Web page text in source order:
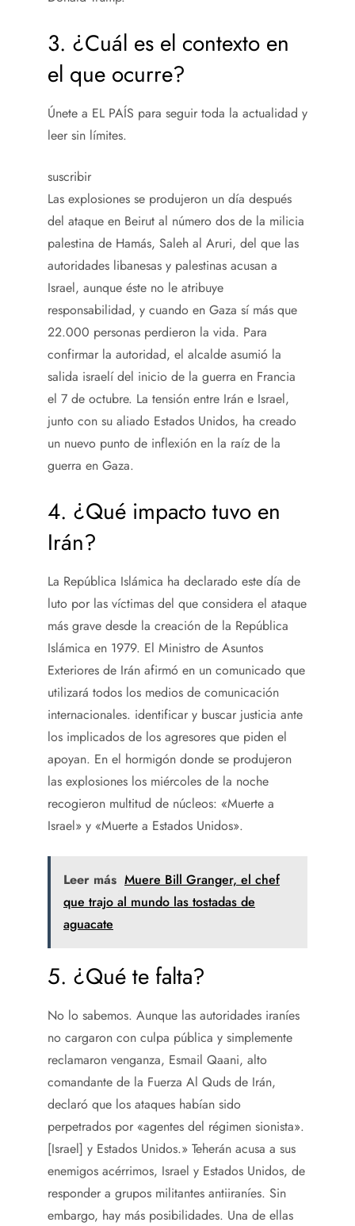
3. ¿Cuál es el contexto en
el que ocurre?
Únete a EL PAÍS para seguir toda la actualidad y
leer sin límites.
suscribir
Las explosiones se produjeron un día después
del ataque en Beirut al número dos de la milicia
palestina de Hamás, Saleh al Aruri, del que las
autoridades libanesas y palestinas acusan a
Israel, aunque éste no le atribuye
responsabilidad, y cuando en Gaza sí más que
22.000 personas perdieron la vida. Para
confirmar la autoridad, el alcalde asumió la
salida israelí del inicio de la guerra en Francia
el 7 de octubre. La tensión entre Irán e Israel,
junto con su aliado Estados Unidos, ha creado
un nuevo punto de inflexión en la raíz de la
guerra en Gaza.
4. ¿Qué impacto tuvo en
Irán?
La República Islámica ha declarado este día de
luto por las víctimas del que considera el ataque
más grave desde la creación de la República
Islámica en 1979. El Ministro de Asuntos
Exteriores de Irán afirmó en un comunicado que
utilizará todos los medios de comunicación
internacionales. identificar y buscar justicia ante
los implicados de los agresores que piden el
apoyan. En el hormigón donde se produjeron
las explosiones los miércoles de la noche
recogieron multitud de núcleos: «Muerte a
Israel» y «Muerte a Estados Unidos».
Leer más Muere Bill Granger, el chef
que trajo al mundo las tostadas de
aguacate
5. ¿Qué te falta?
No lo sabemos. Aunque las autoridades iraníes
no cargaron con culpa pública y simplemente
reclamaron venganza, Esmail Qaani, alto
comandante de la Fuerza Al Quds de Irán,
declaró que los ataques habían sido
perpetrados por «agentes del régimen sionista».
[Israel] y Estados Unidos.» Teherán acusa a sus
enemigos acérrimos, Israel y Estados Unidos, de
responder a grupos militantes antiiraníes. Sin
embargo, hay más posibilidades. Una de ellas